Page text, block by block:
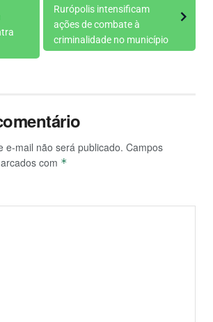
Rurópolis intensificam
ações de combate à
criminalidade no município
e-mail não será publicado. Campos
com *